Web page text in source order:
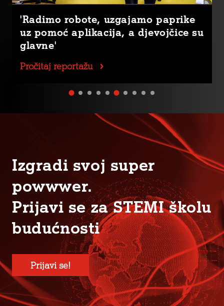
'Radimo robote, uzgajamo paprike
uz pomoć aplikacija, a djevojčice su
glavne'
Pročitaj reportažu
Izgradi svoj super
powwwer.
Prijavi se za STEMI školu
budućnosti
Prijavi se!